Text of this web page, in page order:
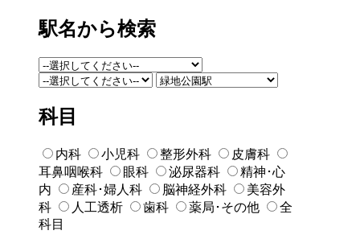
駅名から検索
科目
内科 小児科 整形外科
皮膚科
耳鼻咽喉科
眼科 泌尿器科
精神･心
内
産科･婦人科 脳神経外科
美容外
科
人工透析 歯科 薬局･その他
全
科目